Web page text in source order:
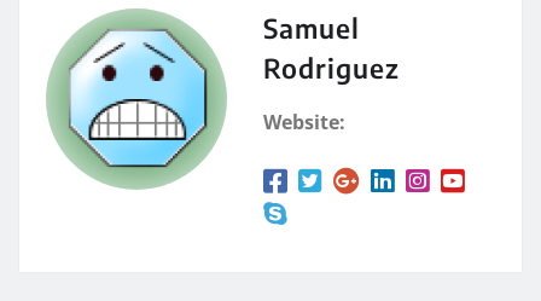
Samuel
Rodriguez
Website: